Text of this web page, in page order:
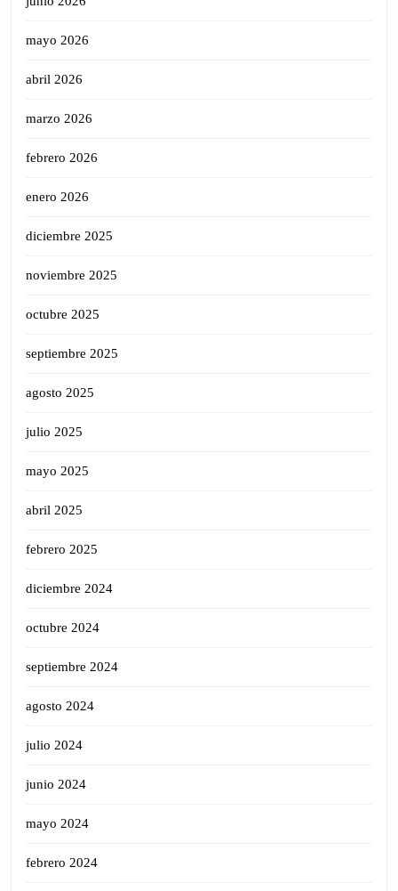
mayo 2026
abril 2026
marzo 2026
febrero 2026
enero 2026
diciembre 2025
noviembre 2025
octubre 2025
septiembre 2025
agosto 2025
julio 2025
mayo 2025
abril 2025
febrero 2025
diciembre 2024
octubre 2024
septiembre 2024
agosto 2024
julio 2024
junio 2024
mayo 2024
febrero 2024